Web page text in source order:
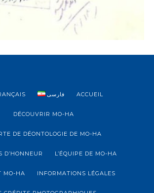
فارسی ACCUEIL
DÉCOUVRIR MO-HA
DE DÉONTOLOGIE DE MO-HA
D’HONNEUR L’ÉQUIPE DE MO-HA
MO-HA INFORMATIONS LÉGALES